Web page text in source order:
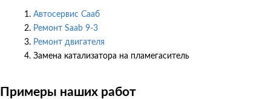
Автосервис Сааб
Ремонт Saab 9-3
Ремонт двигателя
Замена катализатора на пламегаситель
Примеры наших работ